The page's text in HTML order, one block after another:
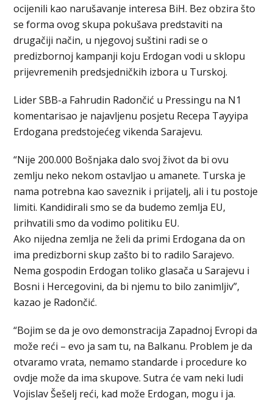
ocijenili kao narušavanje interesa BiH. Bez obzira što
se forma ovog skupa pokušava predstaviti na
drugačiji način, u njegovoj suštini radi se o
predizbornoj kampanji koju Erdogan vodi u sklopu
prijevremenih predsjedničkih izbora u Turskoj.
Lider SBB-a Fahrudin Radončić u Pressingu na N1
komentarisao je najavljenu posjetu Recepa Tayyipa
Erdogana predstojećeg vikenda Sarajevu.
“Nije 200.000 Bošnjaka dalo svoj život da bi ovu
zemlju neko nekom ostavljao u amanete. Turska je
nama potrebna kao saveznik i prijatelj, ali i tu postoje
limiti. Kandidirali smo se da budemo zemlja EU,
prihvatili smo da vodimo politiku EU.
Ako nijedna zemlja ne želi da primi Erdogana da on
ima predizborni skup zašto bi to radilo Sarajevo.
Nema gospodin Erdogan toliko glasača u Sarajevu i
Bosni i Hercegovini, da bi njemu to bilo zanimljiv”,
kazao je Radončić.
“Bojim se da je ovo demonstracija Zapadnoj Evropi da
može reći – evo ja sam tu, na Balkanu. Problem je da
otvaramo vrata, nemamo standarde i procedure ko
ovdje može da ima skupove. Sutra će vam neki ludi
Vojislav Šešelj reći, kad može Erdogan, mogu i ja.